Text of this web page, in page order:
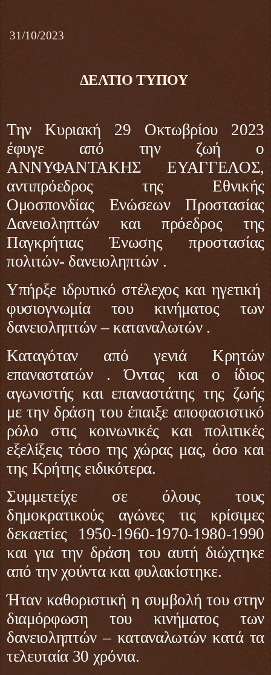
31/10/2023
ΔΕΛΤΙΟ ΤΥΠΟΥ
Την Κυριακή 29 Οκτωβρίου 2023
έφυγε από την ζωή ο
ΑΝΝΥΦΑΝΤΑΚΗΣ ΕΥΑΓΓΕΛΟΣ,
αντιπρόεδρος της Εθνικής
Ομοσπονδίας Ενώσεων Προστασίας
Δανειοληπτών και πρόεδρος της
Παγκρήτιας Ένωσης προστασίας
πολιτών- δανειοληπτών .
Υπήρξε ιδρυτικό στέλεχος και ηγετική
φυσιογνωμία του κινήματος των
δανειοληπτών – καταναλωτών .
Καταγόταν από γενιά Κρητών
επαναστατών . Όντας και ο ίδιος
αγωνιστής και επαναστάτης της ζωής
με την δράση του έπαιξε αποφασιστικό
ρόλο στις κοινωνικές και πολιτικές
εξελίξεις τόσο της χώρας μας, όσο και
της Κρήτης ειδικότερα.
Συμμετείχε σε όλους τους
δημοκρατικούς αγώνες τις κρίσιμες
δεκαετίες 1950-1960-1970-1980-1990
και για την δράση του αυτή διώχτηκε
από την χούντα και φυλακίστηκε.
Ήταν καθοριστική η συμβολή του στην
διαμόρφωση του κινήματος των
δανειοληπτών – καταναλωτών κατά τα
τελευταία 30 χρόνια.